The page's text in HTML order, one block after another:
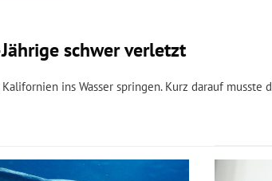
schwer verletzt
ins Wasser springen. Kurz darauf